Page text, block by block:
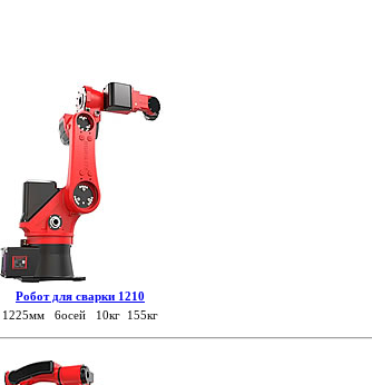
Робот для сварки 1210
1225мм 6осей 10кг 155кг